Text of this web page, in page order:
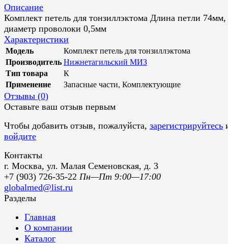
Описание
Комплект петель для тонзиллэктома Длина петли 74мм,
диаметр проволоки 0,5мм
Характеристики
Модель
Комплект петель для тонзиллэктома
Производитель Нижнетагильский МИЗ
Тип товара
К
Применение
Запасные части, Комплектующие
Отзывы (0)
Оставьте ваш отзыв первым
Чтобы добавить отзыв, пожалуйста, зарегистрируйтесь
войдите
Контакты
г. Москва, ул. Малая Семеновская, д. 3
+7 (903) 726-35-22 Пн—Пт 9:00—17:00
globalmed@list.ru
Разделы
Главная
О компании
Каталог